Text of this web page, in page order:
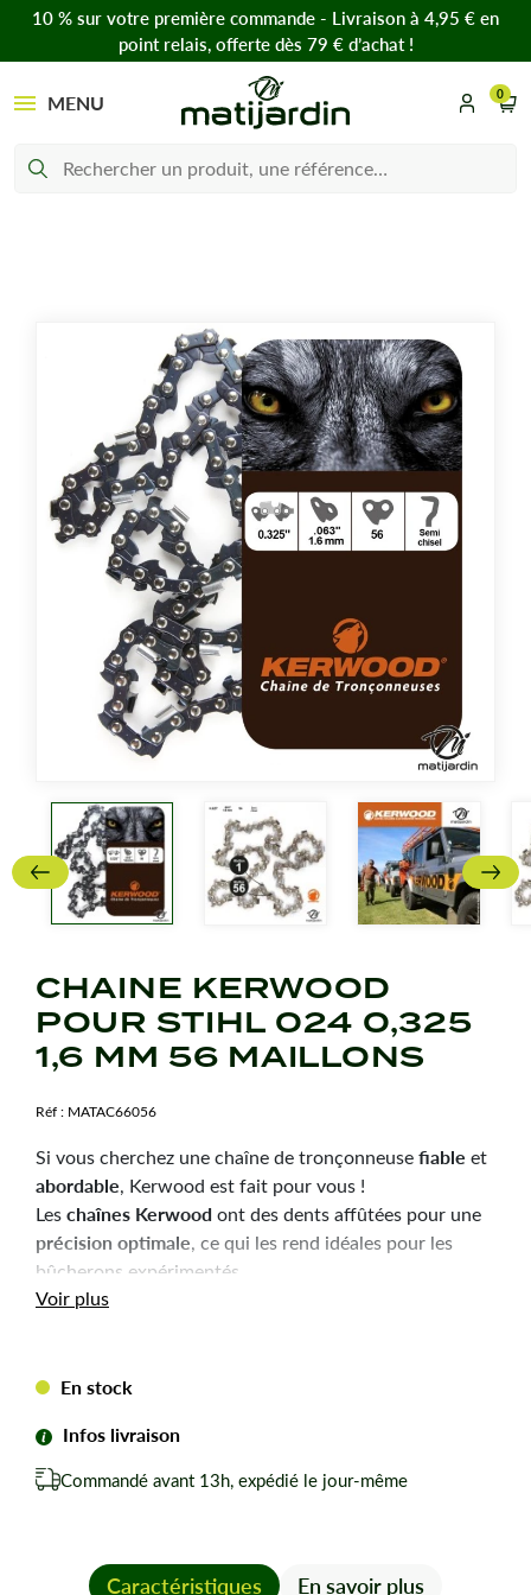
10 % sur votre première commande - Livraison à 4,95 € en
point relais, offerte dès 79 € d’achat !
MENU 0
CHAINE KERWOOD
POUR STIHL 024 0,325
1,6 MM 56 MAILLONS
Réf : MATAC66056
Si vous cherchez une chaîne de tronçonneusefiable et
abordable, Kerwood est fait pour vous !
Leschaînes Kerwoodont des dents affûtées pour une
précision optimale, ce qui les rend idéales pour les
bûcherons expérimentés.
Durabilité
Chaîne tronçonneuse Kerwood pour amateurs avertis
du bûcheronnage.
Pour STIHL 024.
Nombre de maillons pour cette chaîne : 56
Voir plus
En stock
Infos livraison
Commandé avant 13h, expédié le jour-même
Caractéristiques
En savoir plus